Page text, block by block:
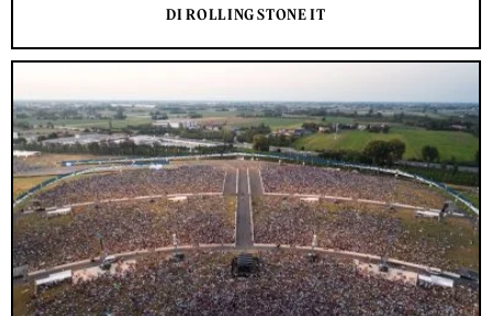
DI ROLLING STONE IT